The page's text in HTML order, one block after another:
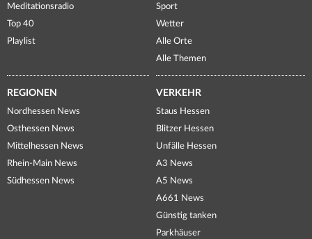
Meditationsradio
Top 40
Playlist
Sport
Wetter
Alle Orte
Alle Themen
REGIONEN
Nordhessen News
Osthessen News
Mittelhessen News
Rhein-Main News
Südhessen News
VERKEHR
Staus Hessen
Blitzer Hessen
Unfälle Hessen
A3 News
A5 News
A661 News
Günstig tanken
Parkhäuser